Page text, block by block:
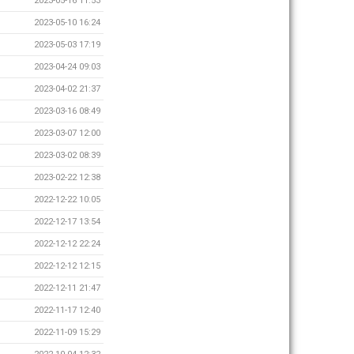
2023-05-10 16:24
2023-05-03 17:19
2023-04-24 09:03
2023-04-02 21:37
2023-03-16 08:49
2023-03-07 12:00
2023-03-02 08:39
2023-02-22 12:38
2022-12-22 10:05
2022-12-17 13:54
2022-12-12 22:24
2022-12-12 12:15
2022-12-11 21:47
2022-11-17 12:40
2022-11-09 15:29